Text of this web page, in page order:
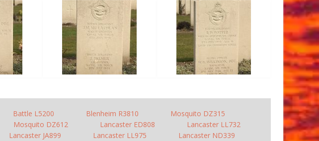
Battle L5200 Blenheim R3810
Mosquito DZ315
Mosquito DZ612 Lancaster ED808
Lancaster LL732
Lancaster JA899 Lancaster LL975
Lancaster ND339